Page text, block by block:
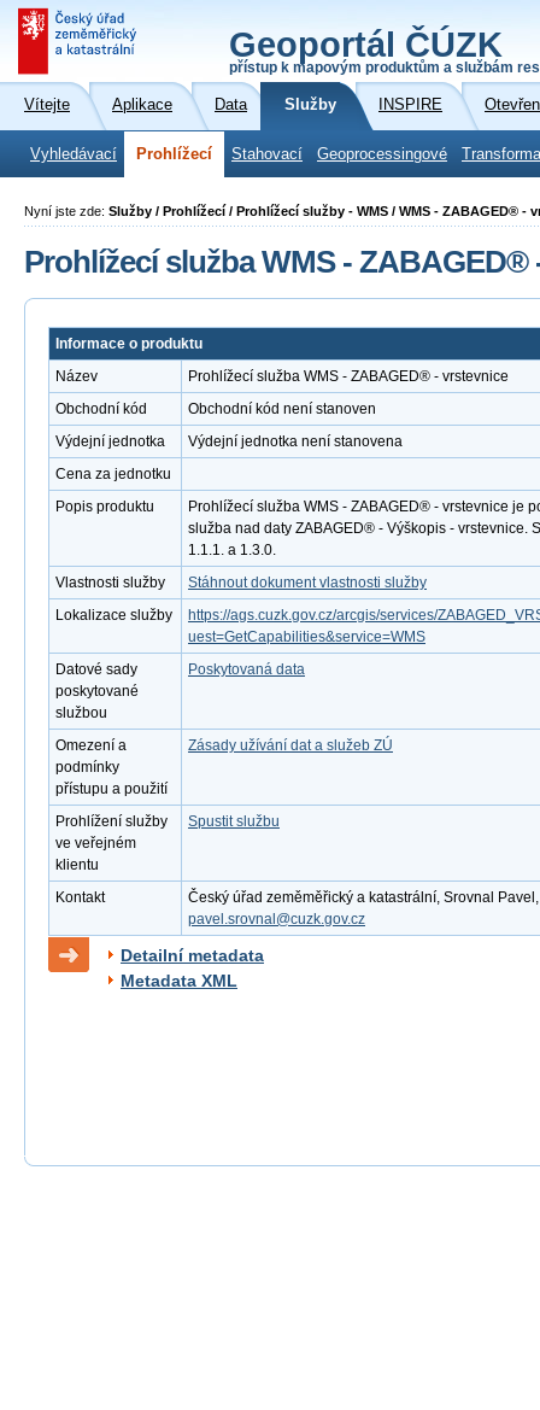
Geoportál ČÚZK
přístup k mapovým produktům a službám
Vítejte Aplikace Data Služby INSPIRE
Vyhledávací Prohlížecí Stahovací Geoprocessingové
Nyní jste zde: Služby / Prohlížecí / Prohlížecí služby - WMS / WMS - ZABAGED® -
Prohlížecí služba WMS - ZABAGED®
Informace o produktu
Název
Prohlížecí služba WMS - ZABAGED® - vrstevnice
Obchodní kód
Obchodní kód není stanoven
Výdejní jednotka
Výdejní jednotka není stanovena
Cena za jednotku
Popis produktu
Prohlížecí služba WMS - ZABAGED® - vrstevnice je
služba nad daty ZABAGED® - Výškopis - vrstevnice.
1.1.1. a 1.3.0.
Vlastnosti služby
Stáhnout dokument vlastnosti služby
Lokalizace služby
https://ags.cuzk.gov.cz/arcgis/services/
uest=GetCapabilities&service=WMS
Datové sady
poskytované
službou
Poskytovaná data
Omezení a
podmínky
přístupu a použití
Zásady užívání dat a služeb ZÚ
Prohlížení služby
ve veřejném
klientu
Spustit službu
Kontakt
Český úřad zeměměřický a katastrální, Srovnal
pavel.srovnal@cuzk.gov.cz
Detailní metadata
Metadata XML